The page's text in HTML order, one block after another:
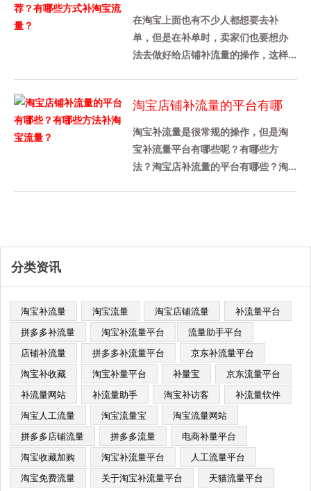
些方式补淘宝流量？
在淘宝上面也有不少人都想要去补
单，但是在补单时，卖家们也要想办
法去做好给店铺补流量的操作，这样
补......
淘宝店铺补流量的平台有哪
些？有哪些方法补淘宝流量？
淘宝补流量是很常规的操作，但是淘
宝补流量平台有哪些呢？有哪些方
法？淘宝店补流量的平台有哪些？淘
分类资讯
淘宝补流量 淘宝流量 淘宝店铺流量
补流量平台
拼多多补流量
淘宝补流量平台​
流量助手平台
店铺补流量
拼多多补流量平台
京东补流量平台
淘宝补收藏
淘宝补量平台 补量宝
京东流量平台
补流量网站
补流量助手 淘宝补访客
补流量软件
淘宝人工流量
淘宝流量宝
淘宝流量网站
拼多多店铺流量
拼多多流量
电商补量平台
淘宝收藏加购
淘宝补流量平台
人工流量平台
淘宝免费流量
关于淘宝补流量平台 天猫流量平台